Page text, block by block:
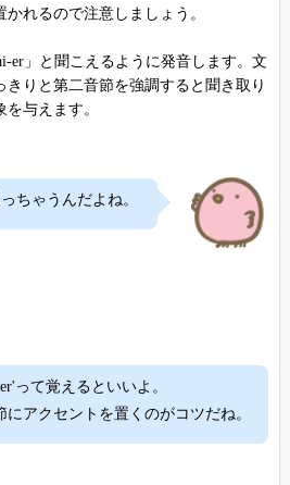
れるので注意しましょう。
er」と聞こえるように発音します。文
りと第二音節を強調すると聞き取り
与えます。
ちゃうんだよね。
って覚えるといいよ。
にアクセントを置くのがコツだね。